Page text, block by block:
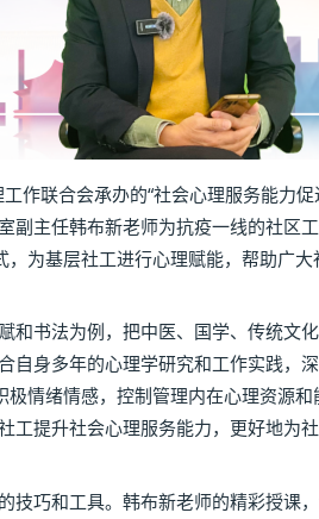
联合会承办的“社会心理服务能力促
副主任韩布新老师为抗疫一线的社区
为基层社工进行心理赋能，帮助广
和书法为例，把中医、国学、传统文
自身多年的心理学研究和工作实践，
情绪情感，控制管理内在心理资源
工提升社会心理服务能力，更好地为
巧和工具。韩布新老师的精彩授课